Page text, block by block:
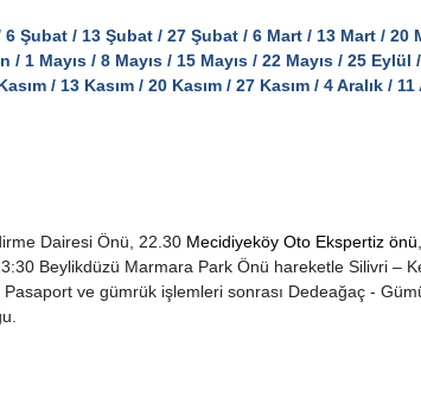
Şubat / 13 Şubat / 27 Şubat / 6 Mart / 13 Mart / 20
1 Mayıs / 8 Mayıs / 15 Mayıs / 22 Mayıs / 25 Eylül
/ 13 Kasım / 20 Kasım / 27 Kasım / 4 Aralık / 11
Dairesi Önü, 22.30 Mecidiyeköy Oto Ekspertiz önü
Beylikdüzü Marmara Park Önü hareketle Silivri –
Pasaport ve gümrük işlemleri sonrası Dedeağaç -